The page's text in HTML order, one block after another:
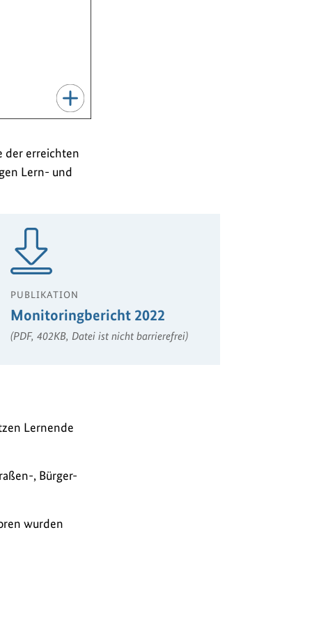
der erreichten
Lern- und
PUBLIKATION
Monitoringbericht 2022
(PDF, 402KB, Datei ist nicht barrierefrei)
Lernende
, Bürger-
wurden